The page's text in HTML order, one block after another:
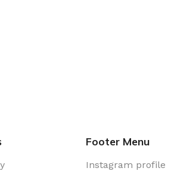
Footer Menu
Instagram profile